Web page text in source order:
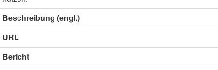
Beschreibung (engl.)
URL
Bericht